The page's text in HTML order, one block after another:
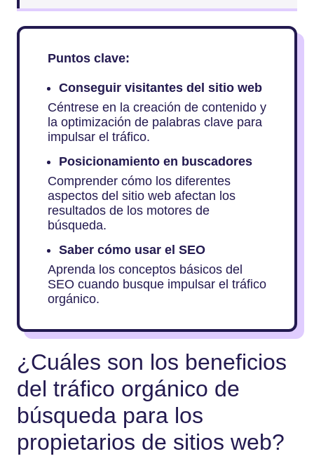
Puntos clave:
Conseguir visitantes del sitio web
Céntrese en la creación de contenido y
la optimización de palabras clave para
impulsar el tráfico.
Posicionamiento en buscadores
Comprender cómo los diferentes
aspectos del sitio web afectan los
resultados de los motores de
búsqueda.
Saber cómo usar el SEO
Aprenda los conceptos básicos del
SEO cuando busque impulsar el tráfico
orgánico.
¿Cuáles son los beneficios
del tráfico orgánico de
búsqueda para los
propietarios de sitios web?